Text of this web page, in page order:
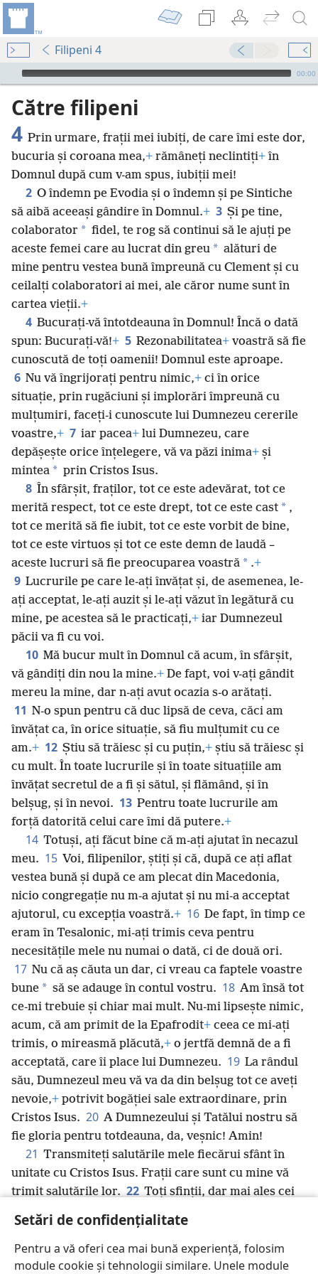
Setări de confidențialitate
Pentru a vă oferi cea mai bună experiență, folosim
module cookie și tehnologii similare. Unele module
Filipeni 4
Audio Player
00:00
Către filipeni
4 Prin urmare, frații mei iubiți, de care îmi este dor,
bucuria și coroana mea,+ rămâneți neclintiți+în
Domnul după cum v-am spus, iubiții mei!
2 O îndemn pe Evodia și o îndemn și pe Sintiche
să aibă aceeași gândire în Domnul.+ 3 Și pe tine,
colaborator * fidel, te rog să continui să le ajuți pe
aceste femei care au lucrat din greu * alături de
mine pentru vestea bună împreună cu Clement și cu
ceilalți colaboratori ai mei, ale căror nume sunt în
cartea vieții.+
4 Bucurați-vă întotdeauna în Domnul! Încă o dată
spun: Bucurați-vă!+ 5 Rezonabilitatea+ voastră să fie
cunoscută de toți oamenii! Domnul este aproape.
6 Nu vă îngrijorați pentru nimic,+ ci în orice
situație, prin rugăciuni și implorări împreună cu
mulțumiri, faceți-i cunoscute lui Dumnezeu cererile
voastre,+ 7 iar pacea+ lui Dumnezeu, care
depășește orice înțelegere, vă va păzi inima+ și
mintea * prin Cristos Isus.
8 În sfârșit, fraților, tot ce este adevărat, tot ce
merită respect, tot ce este drept, tot ce este cast * ,
tot ce merită să fie iubit, tot ce este vorbit de bine,
tot ce este virtuos și tot ce este demn de laudă –
aceste lucruri să fie preocuparea voastră * .+
9 Lucrurile pe care le-ați învățat și, de asemenea, le-
ați acceptat, le-ați auzit și le-ați văzut în legătură cu
mine, pe acestea să le practicați,+ iar Dumnezeul
păcii va fi cu voi.
10 Mă bucur mult în Domnul că acum, în sfârșit,
vă gândiți din nou la mine.+ De fapt, voi v-ați gândit
mereu la mine, dar n-ați avut ocazia s-o arătați.
11 N-o spun pentru că duc lipsă de ceva, căci am
învățat ca, în orice situație, să fiu mulțumit cu ce
am.+ 12 Știu să trăiesc și cu puțin,+ știu să trăiesc și
cu mult. În toate lucrurile și în toate situațiile am
învățat secretul de a fi și sătul, și flămând, și în
belșug, și în nevoi. 13 Pentru toate lucrurile am
forță datorită celui care îmi dă putere.+
14 Totuși, ați făcut bine că m-ați ajutat în necazul
meu. 15 Voi, filipenilor, știți și că, după ce ați aflat
vestea bună și după ce am plecat din Macedonia,
nicio congregație nu m-a ajutat și nu mi-a acceptat
ajutorul, cu excepția voastră.+ 16 De fapt, în timp ce
eram în Tesalonic, mi-ați trimis ceva pentru
necesitățile mele nu numai o dată, ci de două ori.
17 Nu că aș căuta un dar, ci vreau ca faptele voastre
bune * să se adauge în contul vostru. 18 Am însă tot
ce-mi trebuie și chiar mai mult. Nu-mi lipsește nimic,
acum, că am primit de la Epafrodit+ ceea ce mi-ați
trimis, o mireasmă plăcută,+ o jertfă demnă de a fi
acceptată, care îi place lui Dumnezeu. 19 La rândul
său, Dumnezeul meu vă va da din belșug tot ce aveți
nevoie,+ potrivit bogăției sale extraordinare, prin
Cristos Isus. 20 A Dumnezeului și Tatălui nostru să
fie gloria pentru totdeauna, da, veșnic! Amin!
21 Transmiteți salutările mele fiecărui sfânt în
unitate cu Cristos Isus. Frații care sunt cu mine vă
trimit salutările lor. 22 Toți sfinții, dar mai ales cei
din casa
23 Bunătatea nemeritată a Domnului Isus Cristos
să fie cu spiritul pe care îl arătați!